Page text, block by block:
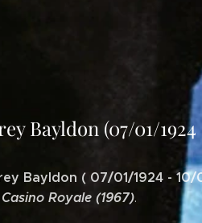
Bayldon (07/01/1924
Bayldon ( 07/01/1924 - 10/
Casino Royale (1967).